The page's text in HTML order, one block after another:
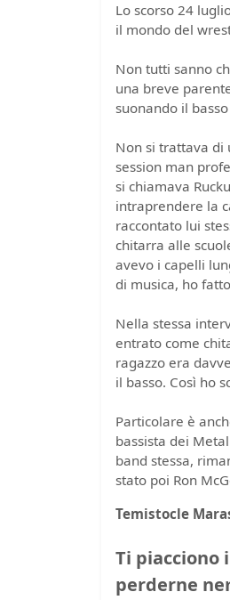
Lo scorso 24
il mondo del
Non tutti sanno
una breve
suonando il
Non si trattava di
session man
si chiamava
intraprendere la
raccontato lui
chitarra alle
avevo i capelli
di musica, ho
Nella stessa
entrato come
ragazzo era
il basso. Così ho
Particolare è
bassista dei
band stessa,
stato poi Ron
Temistocle
Ti piacciono
perderne